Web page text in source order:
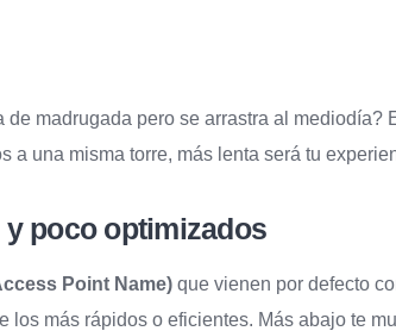
madrugada pero se arrastra al mediodía?
a una misma torre, más lenta será tu
poco optimizados
Point Name) que vienen por defecto
los más rápidos o eficientes. Más abajo te